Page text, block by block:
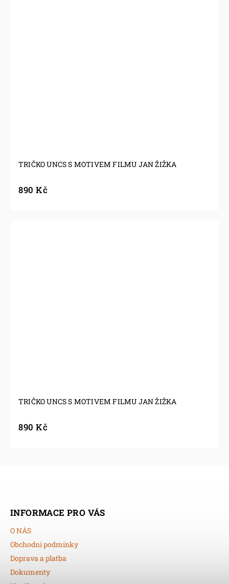
TRIČKO UNCS S MOTIVEM FILMU JAN ŽIŽKA
890 Kč
TRIČKO UNCS S MOTIVEM FILMU JAN ŽIŽKA
890 Kč
INFORMACE PRO VÁS
O NÁS
Obchodní podmínky
Doprava a platba
Dokumenty